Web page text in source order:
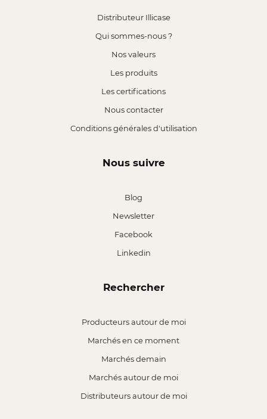
Distributeur Illicase
Qui sommes-nous ?
Nos valeurs
Les produits
Les certifications
Nous contacter
Conditions générales d'utilisation
Nous suivre
Blog
Newsletter
Facebook
Linkedin
Rechercher
Producteurs autour de moi
Marchés en ce moment
Marchés demain
Marchés autour de moi
Distributeurs autour de moi